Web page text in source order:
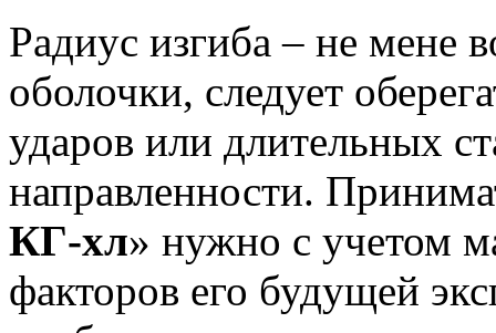
Радиус изгиба – не мене
оболочки, следует
ударов или длительных
направленности.
КГ-хл» нужно с учетом
факторов его будущей